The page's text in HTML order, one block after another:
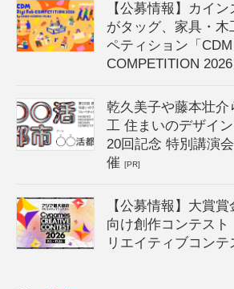
【公募情報】カイ
がタッグ、家具・
ペティション「
COMPETITION
乾久美子や藤本壮介
工 住まいのデザイ
20回記念 特別講演
催[PR]
【公募情報】大賞
向け創作コンテスト
リエイティブコン